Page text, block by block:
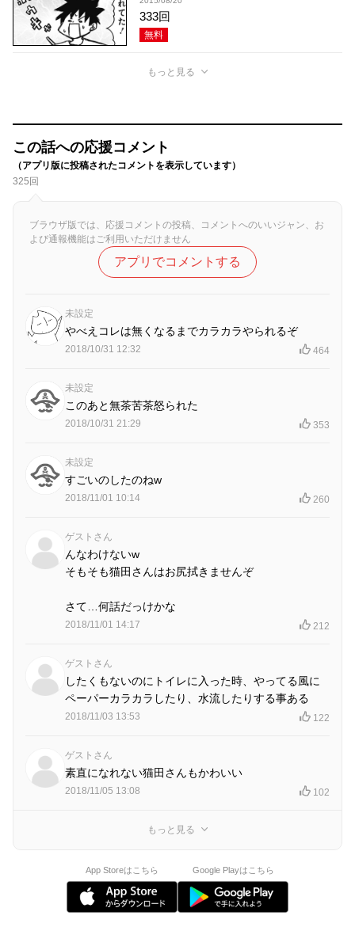
333回
無料
もっと見る
この話への応援コメント
（アプリ版に投稿されたコメントを表示しています）
325回
ブラウザ版では、応援コメントの投稿、コメントへのいいジャン、お
よび通報機能はご利用いただけません
アプリでコメントする
未設定
やべえコレは無くなるまでカラカラやられるぞ
2018/10/31 12:32 464
未設定
このあと無茶苦茶怒られた
2018/10/31 21:29 353
未設定
すごいのしたのねw
2018/11/01 10:14 260
ゲストさん
んなわけないw
そもそも猫田さんはお尻拭きませんぞ
さて…何話だっけかな
2018/11/01 14:17 212
ゲストさん
したくもないのにトイレに入った時、やってる風に
ペーパーカラカラしたり、水流したりする事ある
2018/11/03 13:53 122
ゲストさん
素直になれない猫田さんもかわいい
2018/11/05 13:08 102
もっと見る
App Storeはこちら Google Playはこちら